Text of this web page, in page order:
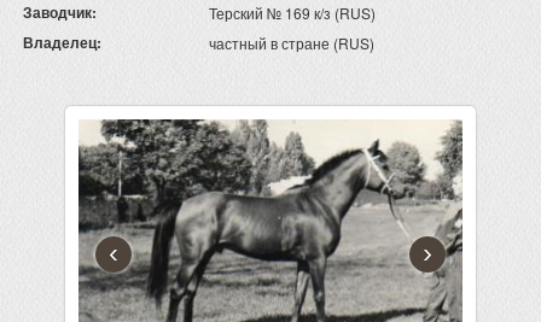
Заводчик: Терский № 169 к/з (RUS)
Владелец: частный в стране (RUS)
‹ ›